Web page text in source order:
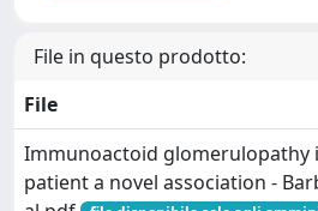
File in questo prodotto:
File
Immunoactoid glomerulopathy
patient a novel association -